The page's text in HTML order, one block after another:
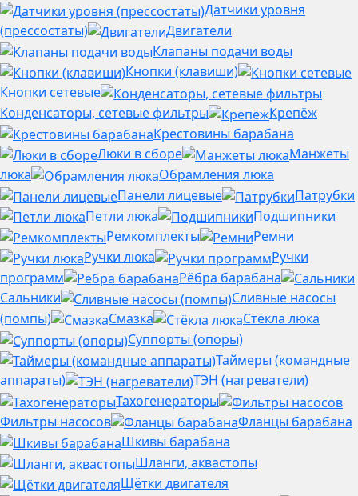
Датчики уровня
(прессостаты)
Двигатели
Клапаны подачи воды
Кнопки (клавиши)
Кнопки сетевые
Конденсаторы, сетевые фильтры
Крепёж
Крестовины барабана
Люки в сборе
Манжеты
люка
Обрамления люка
Панели лицевые
Патрубки
Петли люка
Подшипники
Ремкомплекты
Ремни
Ручки люка
Ручки
программ
Рёбра барабана
Сальники
Сливные насосы
(помпы)
Смазка
Стёкла люка
Суппорты (опоры)
Таймеры (командные
аппараты)
ТЭН (нагреватели)
Тахогенераторы
Фильтры насосов
Фланцы барабана
Шкивы барабана
Шланги, аквастопы
Щётки двигателя